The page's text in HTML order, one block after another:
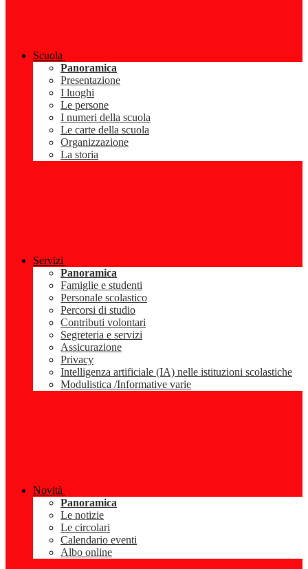
Scuola
Panoramica
Presentazione
I luoghi
Le persone
I numeri della scuola
Le carte della scuola
Organizzazione
La storia
Servizi
Panoramica
Famiglie e studenti
Personale scolastico
Percorsi di studio
Contributi volontari
Segreteria e servizi
Assicurazione
Privacy
Intelligenza artificiale (IA) nelle istituzioni scolastiche
Modulistica /Informative varie
Novità
Panoramica
Le notizie
Le circolari
Calendario eventi
Albo online